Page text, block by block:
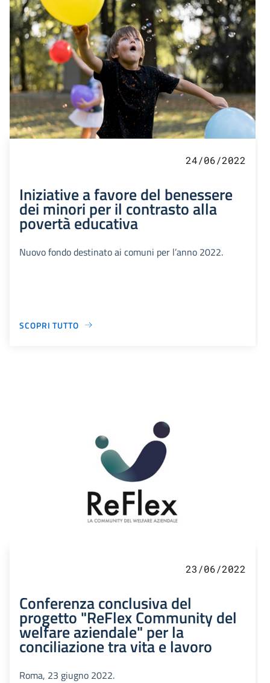
24/06/2022
Iniziative a favore del benessere
dei minori per il contrasto alla
povertà educativa
Nuovo fondo destinato ai comuni per l’anno 2022.
SCOPRI TUTTO
23/06/2022
Conferenza conclusiva del
progetto "ReFlex Community del
welfare aziendale" per la
conciliazione tra vita e lavoro
Roma, 23 giugno 2022.